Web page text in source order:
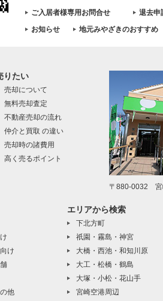
ご入居者様専用お問合せ
退去申
お知らせ
地元みやざきのおすすめ
りたい
売却について
無料売却査定
不動産売却の流れ
仲介と買取 の違い
売却時の諸費用
高く売るポイント
〒880-0032 宮
け
他
エリアから検索
下北方町
祇園・霧島・神宮
大橋・西池・和知川原
大工・松橋・鶴島
大塚・小松・花山手
宮崎空港周辺